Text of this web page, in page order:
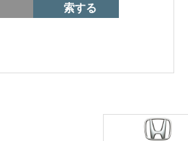
へのお問い合わせ
索する